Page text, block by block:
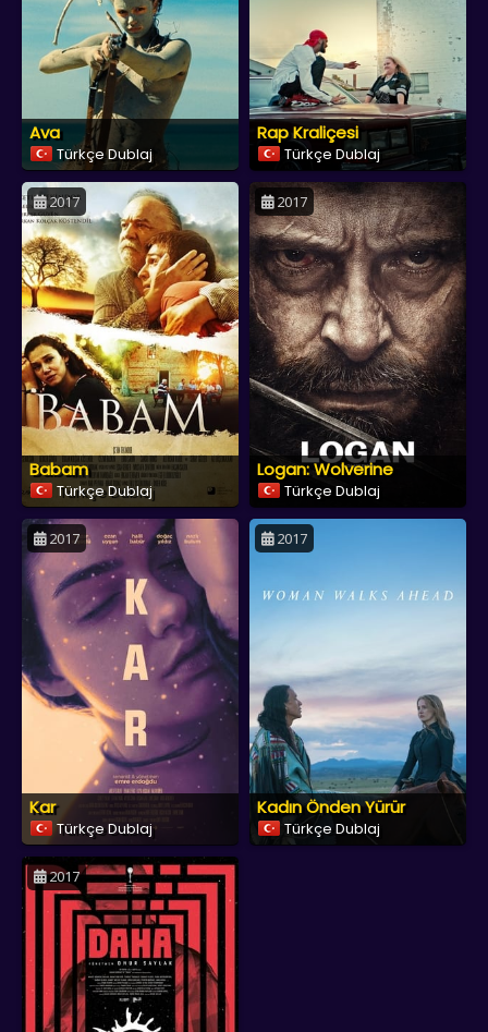
Ava
Türkçe Dublaj
Rap Kraliçesi
Türkçe Dublaj
2017
Babam
Türkçe Dublaj
2017
Logan: Wolverine
Türkçe Dublaj
2017
Kar
Türkçe Dublaj
2017
Kadın Önden Yürür
Türkçe Dublaj
2017